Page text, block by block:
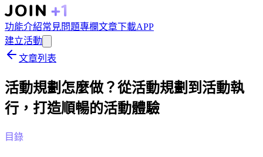
功能介紹常見問題專欄文章下載APP
建立活動
文章列表
活動規劃怎麼做？從活動規劃到活動執
行，打造順暢的活動體驗
目錄